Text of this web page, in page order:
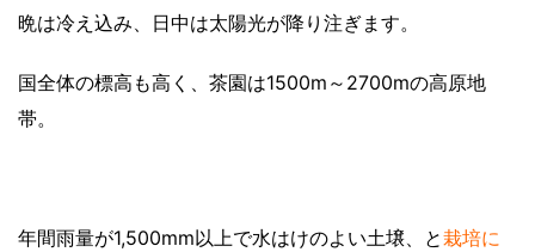
晩は冷え込み、日中は太陽光が降り注ぎます。
国全体の標高も高く、茶園は1500m～2700mの高原地
帯。
年間雨量が1,500mm以上で水はけのよい土壌、と栽培に